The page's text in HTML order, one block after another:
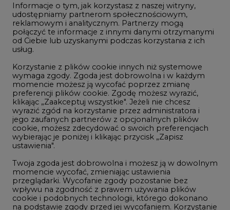
Gospodarka
Geopolityka
LTE450
Innowacje i AI
Telekomunikacja i IT
Handel emisjami CO2
Wodór
Górnictwo
Atom
Fotowoltaika
Informacje o tym, jak korzystasz z naszej witryny,
udostępniamy partnerom społecznościowym,
reklamowym i analitycznym. Partnerzy mogą
połączyć te informacje z innymi danymi otrzymanymi
od Ciebie lub uzyskanymi podczas korzystania z ich
usług.
Korzystanie z plików cookie innych niż systemowe
wymaga zgody. Zgoda jest dobrowolna i w każdym
momencie możesz ją wycofać poprzez zmianę
preferencji plików cookie. Zgodę możesz wyrazić,
klikając „Zaakceptuj wszystkie". Jeżeli nie chcesz
wyrazić zgód na korzystanie przez administratora i
jego zaufanych partnerów z opcjonalnych plików
cookie, możesz zdecydować o swoich preferencjach
wybierając je poniżej i klikając przycisk „Zapisz
ustawienia".
Twoja zgoda jest dobrowolna i możesz ją w dowolnym
momencie wycofać, zmieniając ustawienia
przeglądarki. Wycofanie zgody pozostanie bez
wpływu na zgodność z prawem używania plików
cookie i podobnych technologii, którego dokonano
na podstawie zgody przed jej wycofaniem. Korzystanie